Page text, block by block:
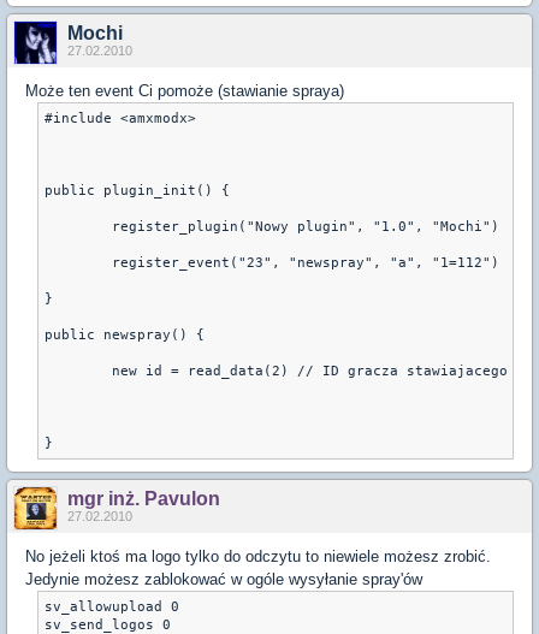
Mochi
27.02.2010
Może ten event Ci pomoże (stawianie spraya)
#include <amxmodx>
public plugin_init() {
}
public newspray() {
}
mgr inż. Pavulon
27.02.2010
No jeżeli ktoś ma logo tylko do odczytu to niewiele możesz zrobić.
Jedynie możesz zablokować w ogóle wysyłanie spray'ów
sv_allowupload 0
sv_send_logos 0